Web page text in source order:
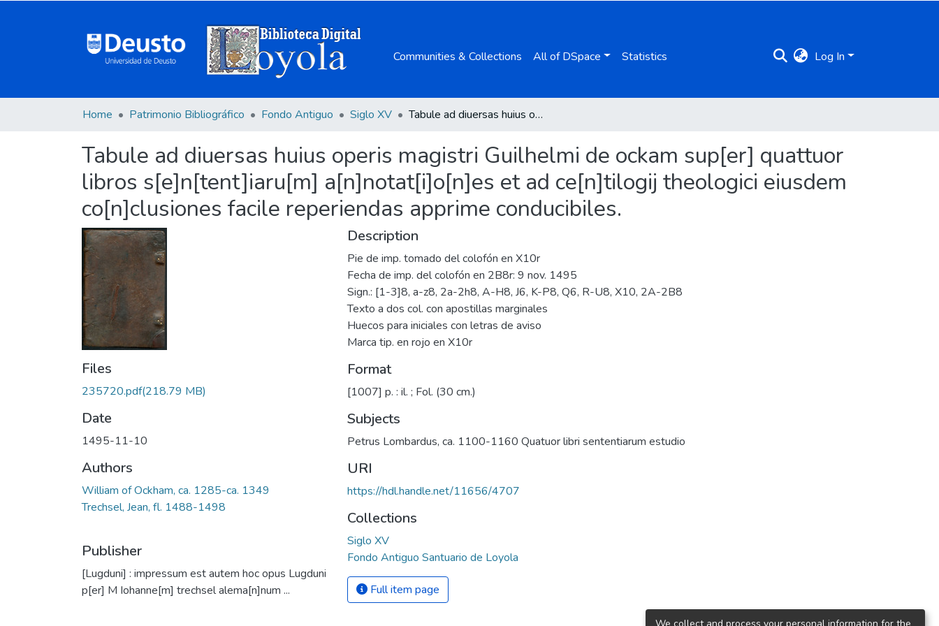
Communities & Collections All of DSpace Statistics Log In
Home Patrimonio Bibliográfico Fondo Antiguo Siglo XV Tabule ad diuersas huius operis magistri Guilhelmi de ockam sup[er] quattuor libros s[e]n[tent]iaru[m] a[n]notat[i]o[n]es et ad ce[n]tilogij theologici eiusdem co[n]clusiones facile reperiendas apprime conducibiles.
Tabule ad diuersas huius operis magistri Guilhelmi de ockam sup[er] quattuor
libros s[e]n[tent]iaru[m] a[n]notat[i]o[n]es et ad ce[n]tilogij theologici eiusdem
co[n]clusiones facile reperiendas apprime conducibiles.
Files
235720.pdf(218.79 MB)
Date
1495-11-10
Authors
William of Ockham, ca. 1285-ca. 1349
Trechsel, Jean, fl. 1488-1498
Publisher
[Lugduni] : impressum est autem hoc opus Lugduni
p[er] M Iohanne[m] trechsel alema[n]num ...
Description
Pie de imp. tomado del colofón en X10r
Fecha de imp. del colofón en 2B8r: 9 nov. 1495
Sign.: [1-3]8, a-z8, 2a-2h8, A-H8, J6, K-P8, Q6, R-U8, X10, 2A-2B8
Texto a dos col. con apostillas marginales
Huecos para iniciales con letras de aviso
Marca tip. en rojo en X10r
Format
[1007] p. : il. ; Fol. (30 cm.)
Subjects
Petrus Lombardus, ca. 1100-1160 Quatuor libri sententiarum estudio
URI
https://hdl.handle.net/11656/4707
Collections
Siglo XV
Fondo Antiguo Santuario de Loyola
Full item page